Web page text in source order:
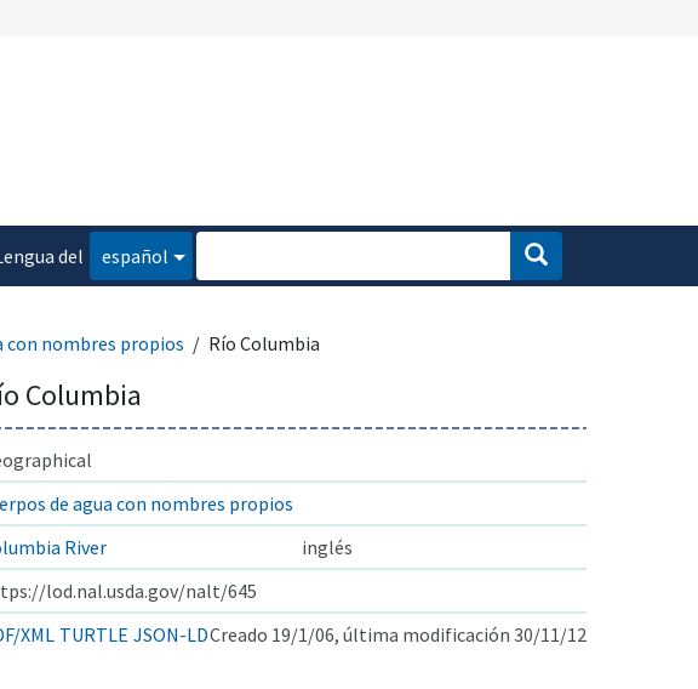
del
español
con nombres propios Río Columbia
Columbia
de agua con nombres propios
River
inglés
lod.nal.usda.gov/nalt/645
XML TURTLE JSON-LDCreado 19/1/06, última modificación 30/11/12